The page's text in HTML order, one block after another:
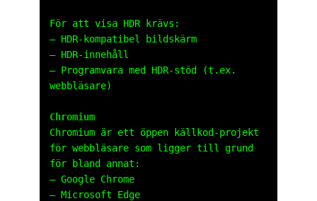
För att visa HDR krävs:
– HDR-kompatibel bildskärm
– HDR-innehåll
– Programvara med HDR-stöd (t.ex.
webbläsare)
Chromium
Chromium är ett öppen källkod-projekt
för webbläsare som ligger till grund
för bland annat:
– Google Chrome
– Microsoft Edge